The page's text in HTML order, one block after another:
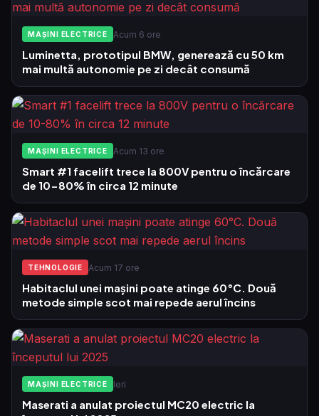
MAȘINI ELECTRICE Acum 6 ore
Luminetta, prototipul BMW, generează cu 50 km
mai multă autonomie pe zi decât consumă
MAȘINI ELECTRICE Acum 13 ore
Smart #1 facelift trece la 800V pentru o încărcare
de 10-80% în circa 12 minute
TEHNOLOGIE Acum 17 ore
Habitaclul unei mașini poate atinge 60°C. Două
metode simple scot mai repede aerul încins
MAȘINI ELECTRICE Ieri
Maserati a anulat proiectul MC20 electric la